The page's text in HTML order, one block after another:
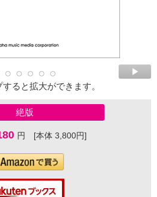
ると拡大ができます。
絶版
円 [本体 3,800円]